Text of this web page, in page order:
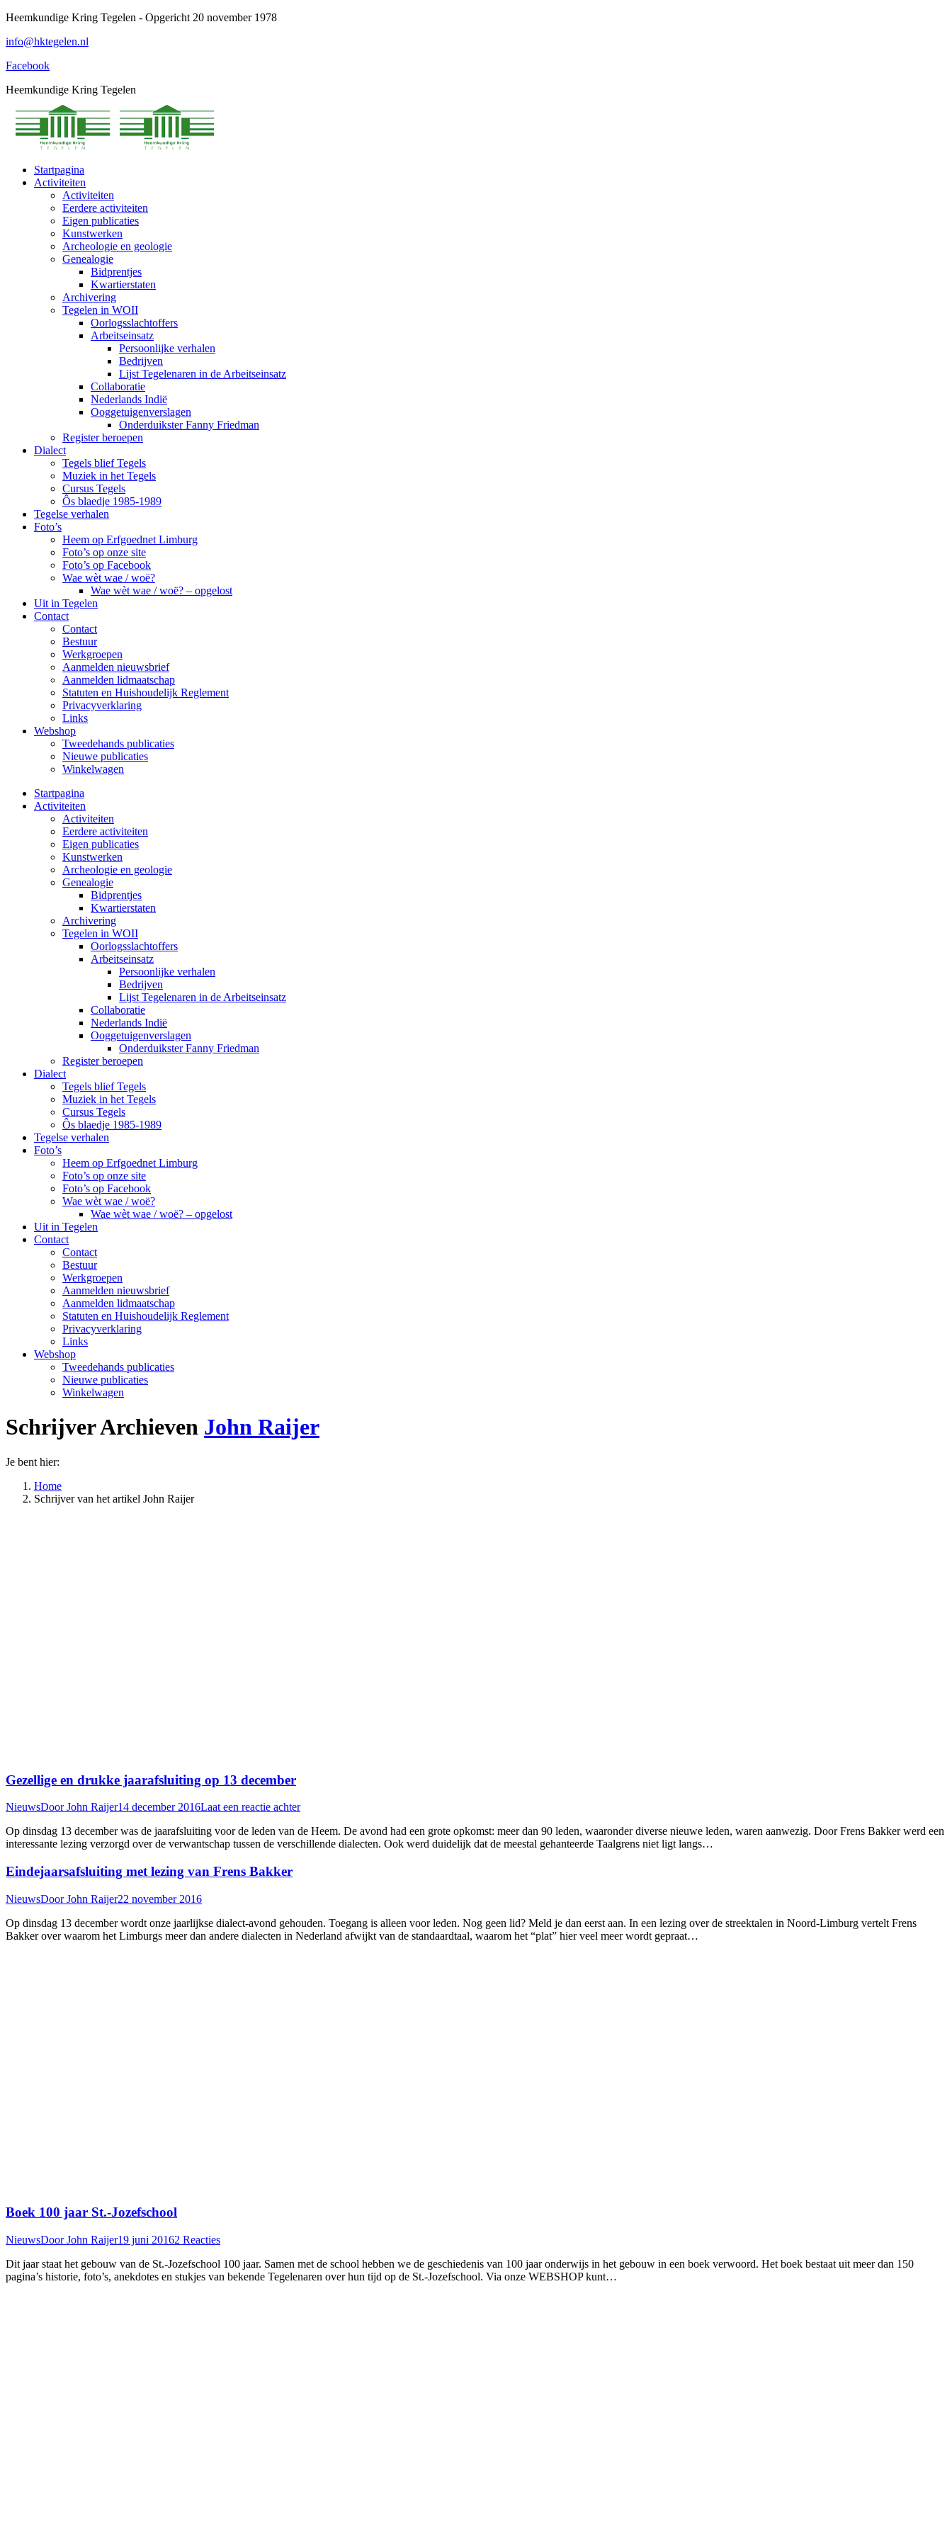
Spring
content
Heemkundige Kring Tegelen - Opgericht 20 november 1978
info@hktegelen.nl
Facebook
Heemkundige Kring Tegelen
Startpagina
Activiteiten
Activiteiten
Eerdere activiteiten
Eigen publicaties
Kunstwerken
Archeologie en geologie
Genealogie
Bidprentjes
Kwartierstaten
Archivering
Tegelen in WOII
Oorlogsslachtoffers
Arbeitseinsatz
Persoonlijke verhalen
Bedrijven
Lijst Tegelenaren in de Arbeitseinsatz
Collaboratie
Nederlands Indië
Ooggetuigenverslagen
Onderduikster Fanny Friedman
Register beroepen
Dialect
Tegels blief Tegels
Muziek in het Tegels
Cursus Tegels
Ôs blaedje 1985-1989
Tegelse verhalen
Foto’s
Heem op Erfgoednet Limburg
Foto’s op onze site
Foto’s op Facebook
Wae wèt wae / woë?
Wae wèt wae / woë? – opgelost
Uit in Tegelen
Contact
Contact
Bestuur
Werkgroepen
Aanmelden nieuwsbrief
Aanmelden lidmaatschap
Statuten en Huishoudelijk Reglement
Privacyverklaring
Links
Webshop
Tweedehands publicaties
Nieuwe publicaties
Winkelwagen
Startpagina
Activiteiten
Activiteiten
Eerdere activiteiten
Eigen publicaties
Kunstwerken
Archeologie en geologie
Genealogie
Bidprentjes
Kwartierstaten
Archivering
Tegelen in WOII
Oorlogsslachtoffers
Arbeitseinsatz
Persoonlijke verhalen
Bedrijven
Lijst Tegelenaren in de Arbeitseinsatz
Collaboratie
Nederlands Indië
Ooggetuigenverslagen
Onderduikster Fanny Friedman
Register beroepen
Dialect
Tegels blief Tegels
Muziek in het Tegels
Cursus Tegels
Ôs blaedje 1985-1989
Tegelse verhalen
Foto’s
Heem op Erfgoednet Limburg
Foto’s op onze site
Foto’s op Facebook
Wae wèt wae / woë?
Wae wèt wae / woë? – opgelost
Uit in Tegelen
Contact
Contact
Bestuur
Werkgroepen
Aanmelden nieuwsbrief
Aanmelden lidmaatschap
Statuten en Huishoudelijk Reglement
Privacyverklaring
Links
Webshop
Tweedehands publicaties
Nieuwe publicaties
Winkelwagen
Schrijver Archieven John Raijer
Je bent hier:
Home
Schrijver van het artikel John Raijer
Gezellige en drukke jaarafsluiting op 13 december
NieuwsDoorJohn Raijer14 december 2016Laat een reactie achter
Op dinsdag 13 december was de jaarafsluiting voor de leden van de Heem. De avond had een grote opkomst: meer dan 90 leden, waaronder diverse nieuwe leden, waren aanwezig. Door Frens Bakker werd een
interessante lezing verzorgd over de verwantschap tussen de verschillende dialecten. Ook werd duidelijk dat de meestal gehanteerde Taalgrens niet ligt langs…
Eindejaarsafsluiting met lezing van Frens Bakker
NieuwsDoorJohn Raijer22 november 2016
Op dinsdag 13 december wordt onze jaarlijkse dialect-avond gehouden. Toegang is alleen voor leden. Nog geen lid? Meld je dan eerst aan. In een lezing over de streektalen in Noord-Limburg vertelt Frens
Bakker over waarom het Limburgs meer dan andere dialecten in Nederland afwijkt van de standaardtaal, waarom het “plat” hier veel meer wordt gepraat…
Boek 100 jaar St.-Jozefschool
NieuwsDoorJohn Raijer19 juni 20162 Reacties
Dit jaar staat het gebouw van de St.-Jozefschool 100 jaar. Samen met de school hebben we de geschiedenis van 100 jaar onderwijs in het gebouw in een boek verwoord. Het boek bestaat uit meer dan 150
pagina’s historie, foto’s, anekdotes en stukjes van bekende Tegelenaren over hun tijd op de St.-Jozefschool. Via onze WEBSHOP kunt…